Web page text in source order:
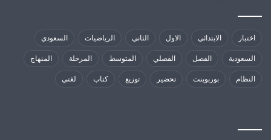
اختبار الابتدائي الاول الثاني الرياضيات السعودي
السعودية الفصل الفصلي المتوسط المرحلة المنهاج
النظام بوربوينت تحضير توزيع كتاب لغتي